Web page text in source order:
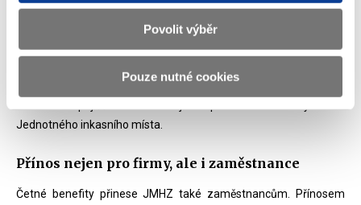
Povolit výběr
Pouze nutné cookies
přináší jednotný termín pro podání všech hlášení i lepší možnosti
statistického zpracování dat pro účely politiky zaměstnanosti.
Jednotného inkasního místa.
Přínos nejen pro firmy, ale i zaměstnance
Četné benefity přinese JMHZ také zaměstnancům. Přínosem